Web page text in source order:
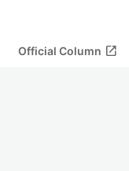
Official Column open_in_new